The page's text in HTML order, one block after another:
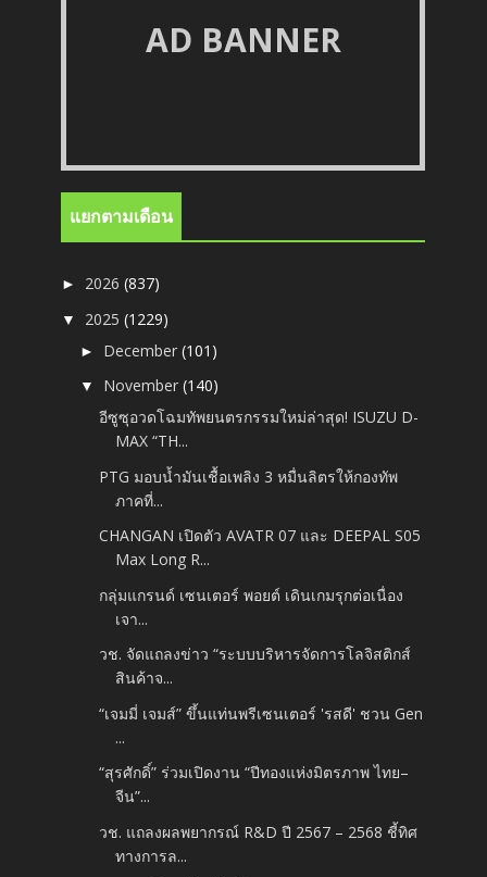
AD BANNER
แยกตามเดือน
► 2026(837)
▼ 2025(1229)
► December(101)
▼ November(140)
อีซูซุอวดโฉมทัพยนตรกรรมใหม่ล่าสุด! ISUZU D-
MAX “TH...
PTG มอบน้ำมันเชื้อเพลิง 3 หมื่นลิตรให้กองทัพ
ภาคที่...
CHANGAN เปิดตัว AVATR 07 และ DEEPAL S05
Max Long R...
กลุ่มแกรนด์ เซนเตอร์ พอยต์ เดินเกมรุกต่อเนื่อง
เจา...
วช. จัดแถลงข่าว “ระบบบริหารจัดการโลจิสติกส์
สินค้าจ...
“เจมมี่ เจมส์” ขึ้นแท่นพรีเซนเตอร์ 'รสดี' ชวน Gen
...
“สุรศักดิ์” ร่วมเปิดงาน “ปีทองแห่งมิตรภาพ ไทย–
จีน”...
วช. แถลงผลพยากรณ์ R&D ปี 2567 – 2568 ชี้ทิศ
ทางการล...